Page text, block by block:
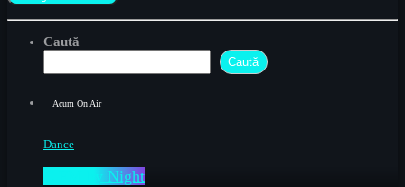
Caută
Caută
Acum On Air
Dance
C FM by Night